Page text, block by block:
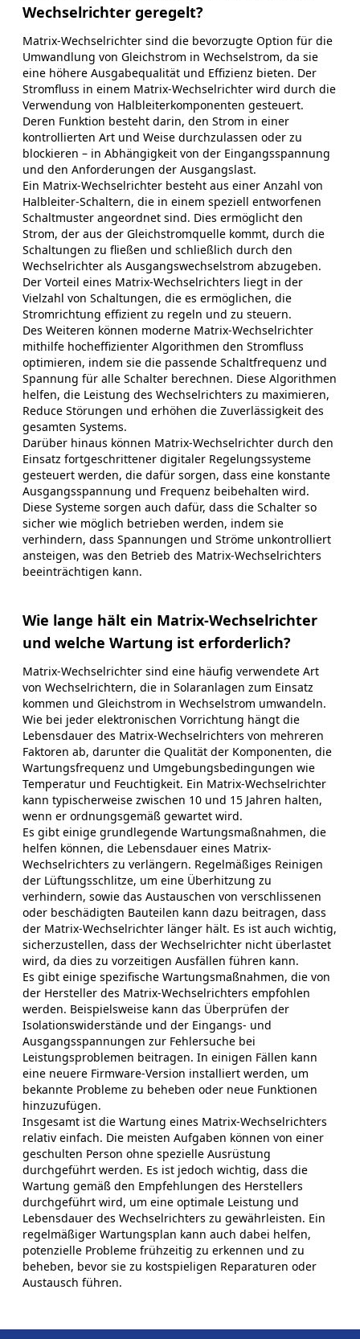
Wechselrichter geregelt?
Matrix-Wechselrichter sind die bevorzugte Option für die
Umwandlung von Gleichstrom in Wechselstrom, da sie
eine höhere Ausgabequalität und Effizienz bieten. Der
Stromfluss in einem Matrix-Wechselrichter wird durch die
Verwendung von Halbleiterkomponenten gesteuert.
Deren Funktion besteht darin, den Strom in einer
kontrollierten Art und Weise durchzulassen oder zu
blockieren – in Abhängigkeit von der Eingangsspannung
und den Anforderungen der Ausgangslast.
Ein Matrix-Wechselrichter besteht aus einer Anzahl von
Halbleiter-Schaltern, die in einem speziell entworfenen
Schaltmuster angeordnet sind. Dies ermöglicht den
Strom, der aus der Gleichstromquelle kommt, durch die
Schaltungen zu fließen und schließlich durch den
Wechselrichter als Ausgangswechselstrom abzugeben.
Der Vorteil eines Matrix-Wechselrichters liegt in der
Vielzahl von Schaltungen, die es ermöglichen, die
Stromrichtung effizient zu regeln und zu steuern.
Des Weiteren können moderne Matrix-Wechselrichter
mithilfe hocheffizienter Algorithmen den Stromfluss
optimieren, indem sie die passende Schaltfrequenz und
Spannung für alle Schalter berechnen. Diese Algorithmen
helfen, die Leistung des Wechselrichters zu maximieren,
Reduce Störungen und erhöhen die Zuverlässigkeit des
gesamten Systems.
Darüber hinaus können Matrix-Wechselrichter durch den
Einsatz fortgeschrittener digitaler Regelungssysteme
gesteuert werden, die dafür sorgen, dass eine konstante
Ausgangsspannung und Frequenz beibehalten wird.
Diese Systeme sorgen auch dafür, dass die Schalter so
sicher wie möglich betrieben werden, indem sie
verhindern, dass Spannungen und Ströme unkontrolliert
ansteigen, was den Betrieb des Matrix-Wechselrichters
beeinträchtigen kann.
Wie lange hält ein Matrix-Wechselrichter
und welche Wartung ist erforderlich?
Matrix-Wechselrichter sind eine häufig verwendete Art
von Wechselrichtern, die in Solaranlagen zum Einsatz
kommen und Gleichstrom in Wechselstrom umwandeln.
Wie bei jeder elektronischen Vorrichtung hängt die
Lebensdauer des Matrix-Wechselrichters von mehreren
Faktoren ab, darunter die Qualität der Komponenten, die
Wartungsfrequenz und Umgebungsbedingungen wie
Temperatur und Feuchtigkeit. Ein Matrix-Wechselrichter
kann typischerweise zwischen 10 und 15 Jahren halten,
wenn er ordnungsgemäß gewartet wird.
Es gibt einige grundlegende Wartungsmaßnahmen, die
helfen können, die Lebensdauer eines Matrix-
Wechselrichters zu verlängern. Regelmäßiges Reinigen
der Lüftungsschlitze, um eine Überhitzung zu
verhindern, sowie das Austauschen von verschlissenen
oder beschädigten Bauteilen kann dazu beitragen, dass
der Matrix-Wechselrichter länger hält. Es ist auch wichtig,
sicherzustellen, dass der Wechselrichter nicht überlastet
wird, da dies zu vorzeitigen Ausfällen führen kann.
Es gibt einige spezifische Wartungsmaßnahmen, die von
der Hersteller des Matrix-Wechselrichters empfohlen
werden. Beispielsweise kann das Überprüfen der
Isolationswiderstände und der Eingangs- und
Ausgangsspannungen zur Fehlersuche bei
Leistungsproblemen beitragen. In einigen Fällen kann
eine neuere Firmware-Version installiert werden, um
bekannte Probleme zu beheben oder neue Funktionen
hinzuzufügen.
Insgesamt ist die Wartung eines Matrix-Wechselrichters
relativ einfach. Die meisten Aufgaben können von einer
geschulten Person ohne spezielle Ausrüstung
durchgeführt werden. Es ist jedoch wichtig, dass die
Wartung gemäß den Empfehlungen des Herstellers
durchgeführt wird, um eine optimale Leistung und
Lebensdauer des Wechselrichters zu gewährleisten. Ein
regelmäßiger Wartungsplan kann auch dabei helfen,
potenzielle Probleme frühzeitig zu erkennen und zu
beheben, bevor sie zu kostspieligen Reparaturen oder
Austausch führen.